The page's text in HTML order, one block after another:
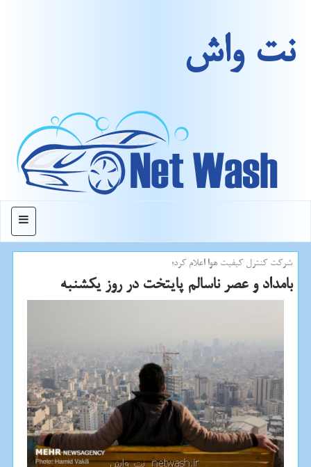
نت واش
منو
شركت كنترل كیفیت هوا اعلام كرد؛
بامداد و عصر ناسالم پایتخت در روز یكشنبه